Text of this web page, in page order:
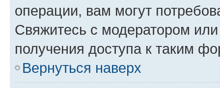
операции, вам могут
Свяжитесь с модератором
получения доступа к таким
Вернуться наверх